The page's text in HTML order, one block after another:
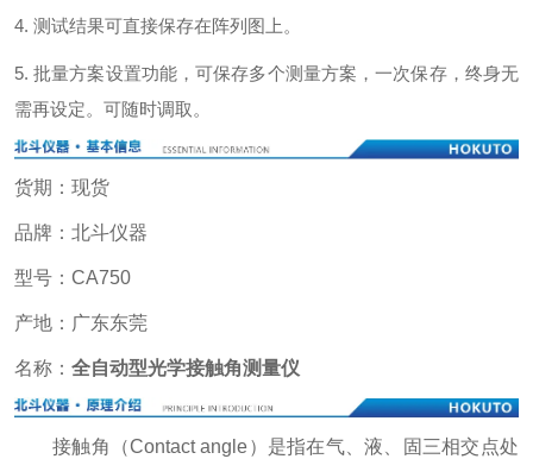
4. 测试结果可直接保存在阵列图上。
5. 批量方案设置功能，可保存多个测量方案，一次保存，终身无
需再设定。可随时调取。
货期：现货
品牌：北斗仪器
型号：CA750
产地：广东东莞
名称： 全自动型光学接触角测量仪
接触角（Contact angle）是指在气、液、固三相交点处